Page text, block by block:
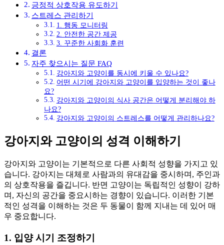
긍정적 상호작용 유도하기
스트레스 관리하기
1. 행동 모니터링
2. 안전한 공간 제공
3. 꾸준한 사회화 훈련
결론
자주 찾으시는 질문 FAQ
강아지와 고양이를 동시에 키울 수 있나요?
어떤 시기에 강아지와 고양이를 입양하는 것이 좋나
요?
강아지와 고양이의 식사 공간은 어떻게 분리해야 하
나요?
강아지와 고양이의 스트레스를 어떻게 관리하나요?
강아지와 고양이의 성격 이해하기
강아지와 고양이는 기본적으로 다른 사회적 성향을 가지고 있
습니다. 강아지는 대체로 사람과의 유대감을 중시하며, 주인과
의 상호작용을 즐깁니다. 반면 고양이는 독립적인 성향이 강하
며, 자신의 공간을 중요시하는 경향이 있습니다. 이러한 기본
적인 성격을 이해하는 것은 두 동물이 함께 지내는 데 있어 매
우 중요합니다.
1. 입양 시기 조정하기